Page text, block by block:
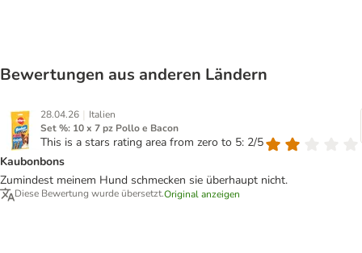
Bewertungen aus anderen Ländern
28.04.26 | Italien
Set %: 10 x 7 pz Pollo e Bacon
This is a stars rating area from zero to 5: 2/5
Kaubonbons
Zumindest meinem Hund schmecken sie überhaupt nicht.
Diese Bewertung wurde übersetzt.Original anzeigen